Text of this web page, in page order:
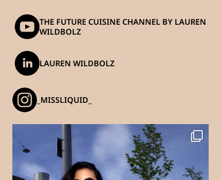
THE FUTURE CUISINE CHANNEL BY LAUREN
WILDBOLZ
LAUREN WILDBOLZ
_MISSLIQUID_